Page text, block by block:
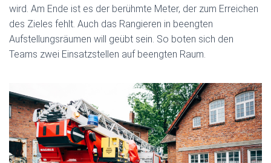
wird. Am Ende ist es der berühmte Meter, der zum Erreichen
des Zieles fehlt. Auch das Rangieren in beengten
Aufstellungsräumen will geübt sein. So boten sich den
Teams zwei Einsatzstellen auf beengten Raum.